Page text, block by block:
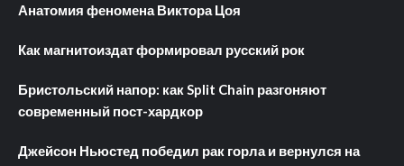
Анатомия феномена Виктора Цоя
Как магнитоиздат формировал русский рок
Бристольский напор: как Split Chain разгоняют
современный пост-хардкор
Джейсон Ньюстед победил рак горла и вернулся на